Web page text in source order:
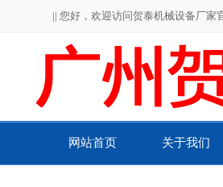
|| 您好，欢迎访问贺泰机械设备厂
网站首页 关于我们